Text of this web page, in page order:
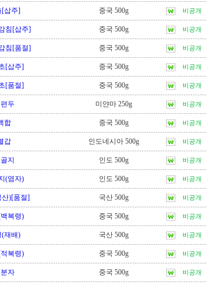
[삽주] 중국 500g 비공개
침[삽주] 중국 500g 비공개
침[품절] 중국 500g 비공개
[삽주] 중국 500g 비공개
[품절] 중국 500g 비공개
두 미얀마 250g 비공개
합 중국 500g 비공개
갑 인도네시아 500g 비공개
지 인도 500g 비공개
(염자) 인도 500g 비공개
산)[품절] 국산 500g 비공개
복령) 중국 500g 비공개
(재배) 국산 500g 비공개
복령) 중국 500g 비공개
자 중국 500g 비공개